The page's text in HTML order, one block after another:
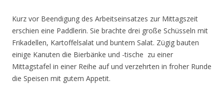
Kurz vor Beendigung des Arbeitseinsatzes zur Mittagszeit
erschien eine Paddlerin. Sie brachte drei große Schüsseln mit
Frikadellen, Kartoffelsalat und buntem Salat. Zügig bauten
einige Kanuten die Bierbänke und -tische zu einer
Mittagstafel in einer Reihe auf und verzehrten in froher Runde
die Speisen mit gutem Appetit.